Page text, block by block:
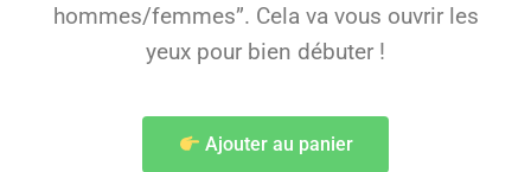
hommes/femmes”. Cela va vous ouvrir les
yeux pour bien débuter !
Ajouter au panier